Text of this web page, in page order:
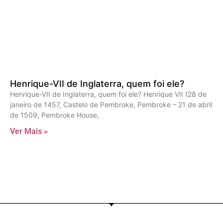
Henrique-VII de Inglaterra, quem foi ele?
Henrique-VII de Inglaterra, quem foi ele? Henrique VII (28 de
janeiro de 1457, Castelo de Pembroke, Pembroke – 21 de abril
de 1509, Pembroke House,
Ver Mais »